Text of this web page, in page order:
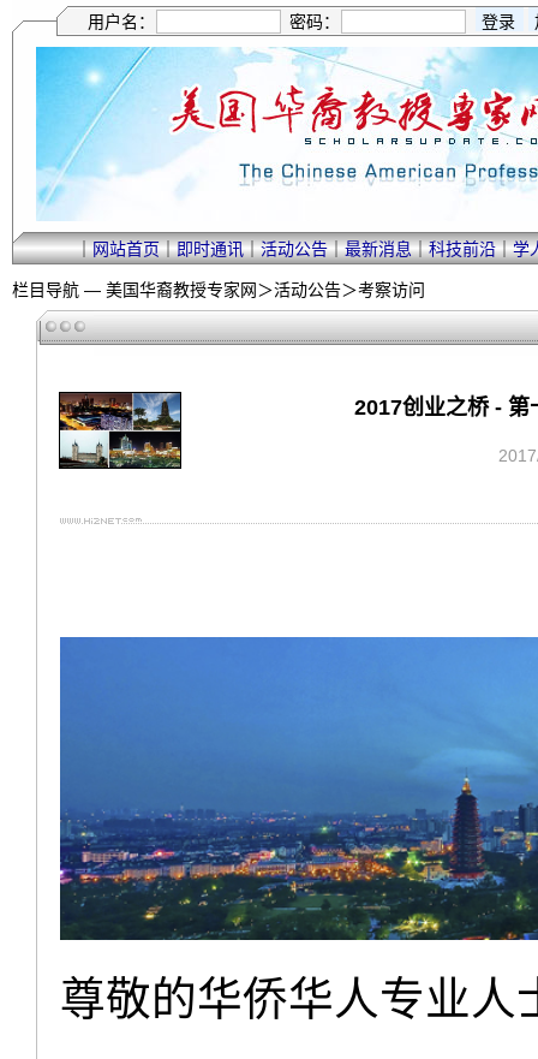
用户名： 密码：
｜网站首页｜即时通讯｜活动公告｜最新消息｜科技前沿｜学
栏目导航 — 美国华裔教授专家网＞活动公告＞考察访问
2017创业之桥 -
尊敬的华侨华人专业人